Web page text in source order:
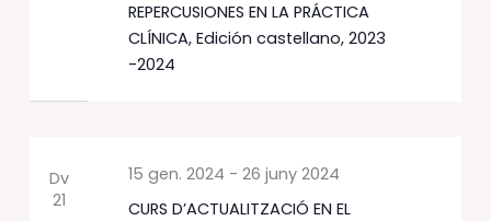
REPERCUSIONES EN LA PRÁCTICA
CLÍNICA, Edición castellano, 2023
-2024
Dv
21
CURS D’ACTUALITZACIÓ EN EL
15 gen. 2024 - 26 juny 2024